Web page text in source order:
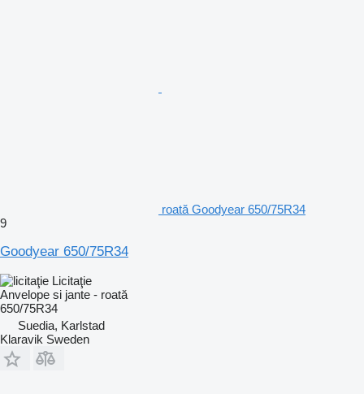
roată Goodyear 650/75R34
9
Goodyear 650/75R34
Licitaţie
Anvelope si jante - roată
650/75R34
Suedia, Karlstad
Klaravik Sweden